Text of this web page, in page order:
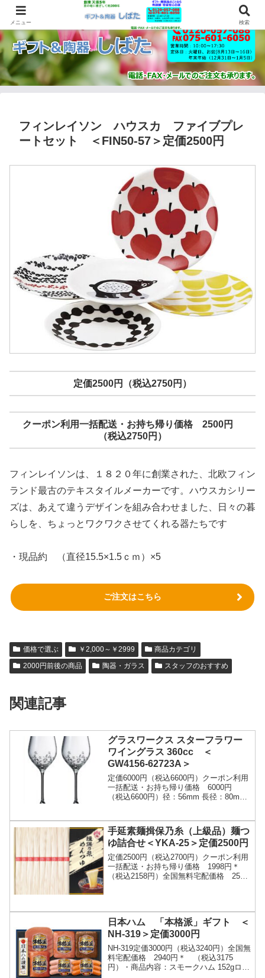
フィンレイソン ハウスカ ファイブプレ
ートセット ＜FIN50-57＞定価2500円
定価2500円（税込2750円）
クーポン利用一括配送・お持ち帰り価格 2500円
（税込2750円）
フィンレイソンは、１８２０年に創業された、北欧フィン
ランド最古のテキスタイルメーカーです。ハウスカシリー
ズは、あえて違うデザインを組み合わせました、日々の暮
らしを、ちょっとワクワクさせてくれる器たちです
・現品約 （直径15.5×1.5ｃｍ）×5
ご注文はこちら
価格で選ぶ ￥2,000～￥2999
商品カテゴリ
2000円前後の商品
陶器・ガラス スタッフのおすすめ
関連記事
グラスワークス スターフラワー
ワイングラス 360cc ＜
GW4156-62723A＞
定価6000円（税込6600円）クーポン利用
一括配送・お持ち帰り価格 6000円
（税込6600円）径：56mm 長径：80mm
手延素麺揖保乃糸（上級品）麺つ
ゆ詰合せ＜YKA-25＞定価2500円
定価2500円（税込2700円）クーポン利用
一括配送・お持ち帰り価格 1998円＊
（税込2158円）全国無料宅配価格 2500
日本ハム 「本格派」ギフト ＜
NH-319＞定価3000円
NH-319定価3000円（税込3240円）全国無
料宅配価格 2940円＊ （税込3175
円）・商品内容：スモークハム 152gロー
メニュー 検索